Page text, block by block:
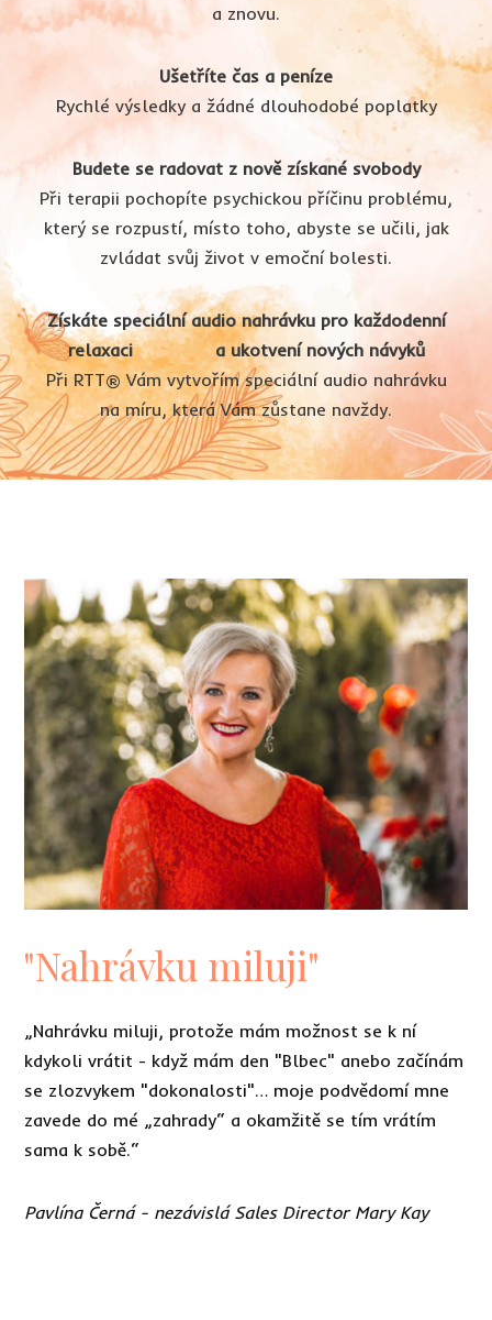
a znovu.
Ušetříte čas a peníze
Rychlé výsledky a žádné dlouhodobé poplatky
Budete se radovat z nově získané svobody
Při terapii pochopíte psychickou příčinu problému,
který se rozpustí, místo toho, abyste se učili, jak
zvládat svůj život v emoční bolesti.
Získáte speciální audio nahrávku pro každodenní
relaxacia ukotvení nových návyků
Při RTT® Vám vytvořím speciální audio nahrávku
na míru, která Vám zůstane navždy.
"Nahrávku miluji"
„Nahrávku miluji, protože mám možnost se k ní
kdykoli vrátit - když mám den "Blbec" anebo začínám
se zlozvykem "dokonalosti"… moje podvědomí mne
zavede do mé „zahrady“ a okamžitě se tím vrátím
sama k sobě.“
Pavlína Černá - nezávislá Sales Director Mary Kay